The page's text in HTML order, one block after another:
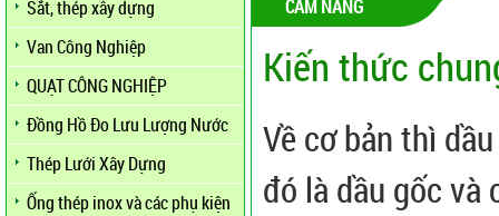
Sắt, thép xây dựng
Van Công Nghiệp
QUẠT CÔNG NGHIỆP
Đồng Hồ Đo Lưu Lượng Nước
Thép Lưới Xây Dựng
Ống thép inox và các phụ kiện
CẨM NANG
Kiến thức
Về cơ bản thì
đó là dầu gốc và